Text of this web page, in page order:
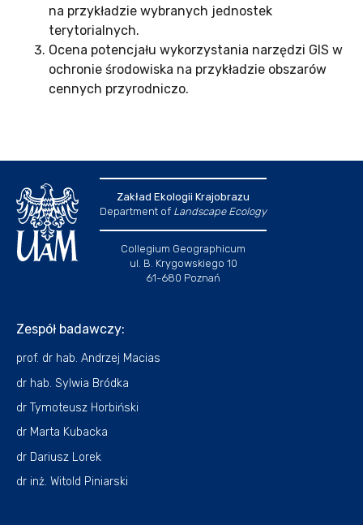
na przykładzie wybranych jednostek
terytorialnych.
Ocena potencjału wykorzystania narzędzi GIS w
ochronie środowiska na przykładzie obszarów
cennych przyrodniczo.
Zakład Ekologii Krajobrazu
Department of Landscape Ecology
Collegium Geographicum
ul. B. Krygowskiego 10
61-680 Poznań
Zespół badawczy:
prof. dr hab. Andrzej Macias
dr hab. Sylwia Bródka
dr Tymoteusz Horbiński
dr Marta Kubacka
dr Dariusz Lorek
dr inż. Witold Piniarski